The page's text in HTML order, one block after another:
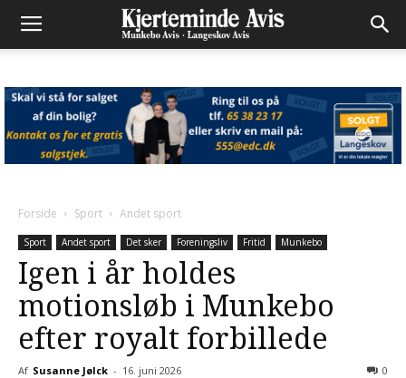
Forside Sport Andet sport
Sport Andet sport Det sker Foreningsliv Fritid Munkebo
Igen i år holdes
motionsløb i Munkebo
efter royalt forbillede
Af Susanne Jølck - 16. juni 2026 0